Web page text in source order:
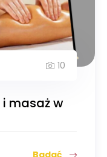
10
masaż w
Badać